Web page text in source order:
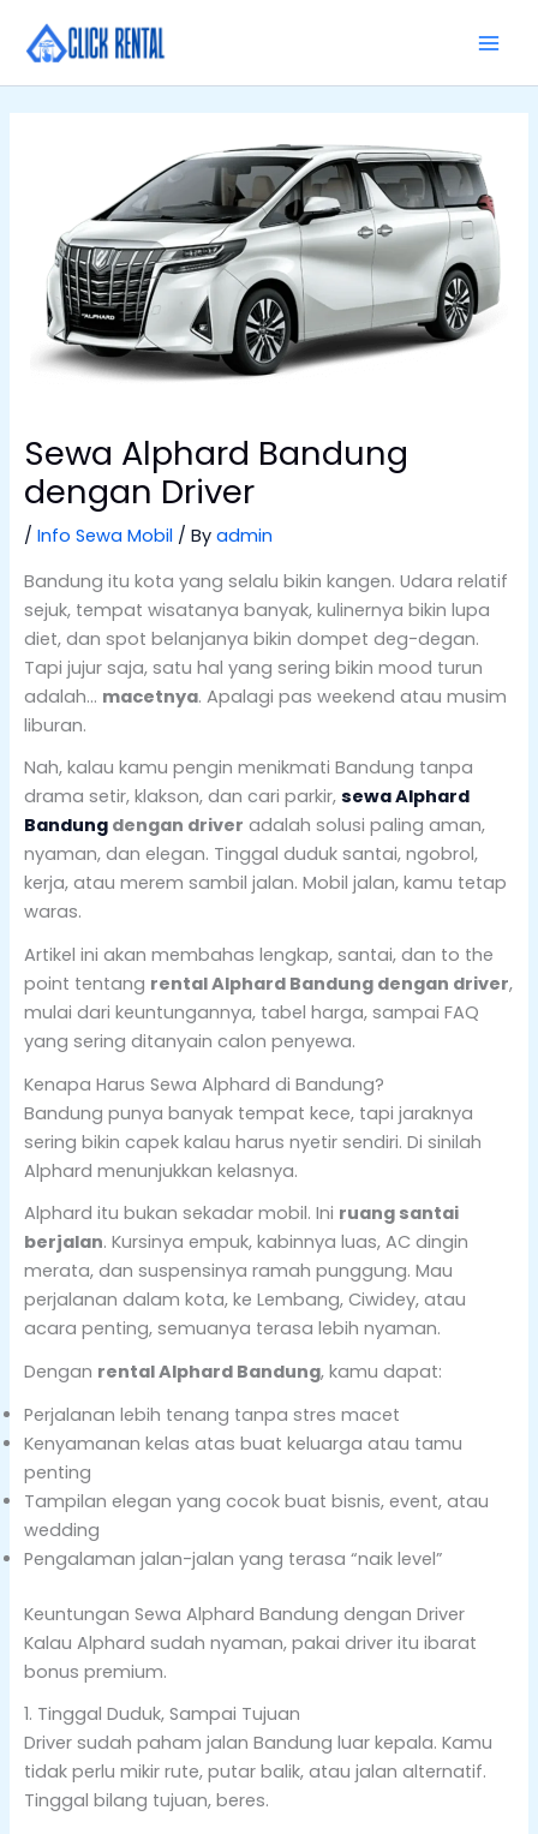
Sewa Alphard Bandung
dengan Driver
/ Info Sewa Mobil/ By admin
Bandung itu kota yang selalu bikin kangen. Udara relatif
sejuk, tempat wisatanya banyak, kulinernya bikin lupa
diet, dan spot belanjanya bikin dompet deg-degan.
Tapi jujur saja, satu hal yang sering bikin mood turun
adalah… macetnya. Apalagi pas weekend atau musim
liburan.
Nah, kalau kamu pengin menikmati Bandung tanpa
drama setir, klakson, dan cari parkir, sewa Alphard
Bandungdengan driver adalah solusi paling aman,
nyaman, dan elegan. Tinggal duduk santai, ngobrol,
kerja, atau merem sambil jalan. Mobil jalan, kamu tetap
waras.
Artikel ini akan membahas lengkap, santai, dan to the
point tentang rental Alphard Bandung dengan driver,
mulai dari keuntungannya, tabel harga, sampai FAQ
yang sering ditanyain calon penyewa.
Kenapa Harus Sewa Alphard di Bandung?
Bandung punya banyak tempat kece, tapi jaraknya
sering bikin capek kalau harus nyetir sendiri. Di sinilah
Alphard menunjukkan kelasnya.
Alphard itu bukan sekadar mobil. Ini ruang santai
berjalan. Kursinya empuk, kabinnya luas, AC dingin
merata, dan suspensinya ramah punggung. Mau
perjalanan dalam kota, ke Lembang, Ciwidey, atau
acara penting, semuanya terasa lebih nyaman.
Dengan rental Alphard Bandung, kamu dapat:
Perjalanan lebih tenang tanpa stres macet
Kenyamanan kelas atas buat keluarga atau tamu
penting
Tampilan elegan yang cocok buat bisnis, event, atau
wedding
Pengalaman jalan-jalan yang terasa “naik level”
Keuntungan Sewa Alphard Bandung dengan Driver
Kalau Alphard sudah nyaman, pakai driver itu ibarat
bonus premium.
1. Tinggal Duduk, Sampai Tujuan
Driver sudah paham jalan Bandung luar kepala. Kamu
tidak perlu mikir rute, putar balik, atau jalan alternatif.
Tinggal bilang tujuan, beres.